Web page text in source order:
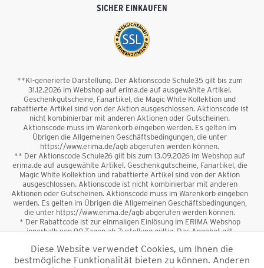
SICHER EINKAUFEN
**KI-generierte Darstellung. Der Aktionscode Schule35 gilt bis zum
31.12.2026 im Webshop auf erima.de auf ausgewählte Artikel.
Geschenkgutscheine, Fanartikel, die Magic White Kollektion und
rabattierte Artikel sind von der Aktion ausgeschlossen. Aktionscode ist
nicht kombinierbar mit anderen Aktionen oder Gutscheinen.
Aktionscode muss im Warenkorb eingeben werden. Es gelten im
Übrigen die Allgemeinen Geschäftsbedingungen, die unter
https://www.erima.de/agb abgerufen werden können.
** Der Aktionscode Schule26 gilt bis zum 13.09.2026 im Webshop auf
erima.de auf ausgewählte Artikel. Geschenkgutscheine, Fanartikel, die
Magic White Kollektion und rabattierte Artikel sind von der Aktion
ausgeschlossen. Aktionscode ist nicht kombinierbar mit anderen
Aktionen oder Gutscheinen. Aktionscode muss im Warenkorb eingeben
werden. Es gelten im Übrigen die Allgemeinen Geschäftsbedingungen,
die unter https://www.erima.de/agb abgerufen werden können.
* Der Rabattcode ist zur einmaligen Einlösung im ERIMA Webshop
innerhalb von 90 Tagen ab Zustellung gültig. Das Angebot gilt
sowie Geschenkgutscheine sind vom Rabatt ausgeschlossen. Der
Rabattcode ist nicht mit anderen Aktionen oder Gutscheinen
Diese Website verwendet Cookies, um Ihnen die
bestmögliche Funktionalität bieten zu können. Anderen